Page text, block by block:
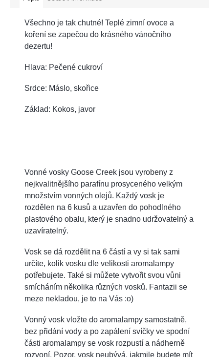
Všechno je tak chutné! Teplé zimní ovoce a
koření se zapečou do krásného vánočního
dezertu!
Hlava: Pečené cukroví
Srdce: Máslo, skořice
Základ: Kokos, javor
Vonné vosky Goose Creek jsou vyrobeny z
nejkvalitnějšího parafínu prosyceného velkým
množstvím vonných olejů. Každý vosk je
rozdělen na 6 kusů a uzavřen do pohodlného
plastového obalu, který je snadno udržovatelný a
uzavíratelný.
Vosk se dá rozdělit na 6 částí a vy si tak sami
určíte, kolik vosku dle velikosti aromalampy
potřebujete. Také si můžete vytvořit svou vůni
smícháním několika různých vosků. Fantazii se
meze nekladou, je to na Vás :o)
Vonný vosk vložte do aromalampy samostatně,
bez přidání vody a po zapálení svíčky ve spodní
části aromalampy se vosk rozpustí a nádherně
rozvoní. Pozor, vosk neubývá, jakmile budete mít